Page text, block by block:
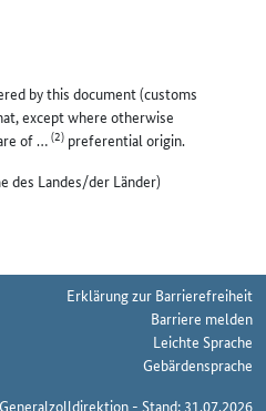
by this document (customs
except where otherwise
of …(2) preferential origin.
des Landes/der Länder)
Erklärung zur Barrierefreiheit
Barriere melden
Leichte Sprache
Gebärdensprache
- Stand: 31.07.2026